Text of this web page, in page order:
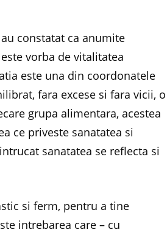
constatat ca anumite
vorba de vitalitatea
este una din coordonatele
fara excese si fara vicii, o
grupa alimentara, acestea
ce priveste sanatatea si
sanatatea se reflecta si
si ferm, pentru a tine
intrebarea care – cu